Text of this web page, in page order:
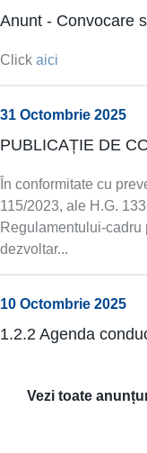
Anunt - Convocare
Click aici
PUBLICAȚIE DE
31 Octombrie 2025
În conformitate cu
115/2023, ale H.G.
Regulamentului-
dezvoltar...
1.2.2 Agenda
10 Octombrie 2025
Vezi toate